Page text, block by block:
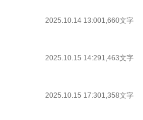
2025.10.14 13:001,660文字
2025.10.15 14:291,463文字
2025.10.15 17:301,358文字